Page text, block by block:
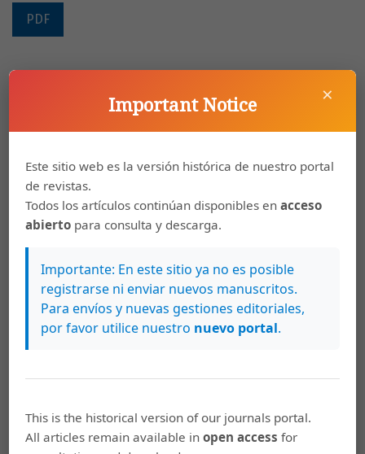
PDF
Principios teatrales para docentes
María de los Ángeles Monge Alvarado, Maureen
Meneses Montero
El uso del paracaídas en las actividades
lúdicas, como un medio para reforzar el
valor de la cooperación
PDF
Ferraro, Francisco José García Peñalvo
Metodología para determinar atributos y
×
Important Notice
Este sitio web es la versión histórica de nuestro portal
de revistas.
Todos los artículos continúan disponibles enacceso
abierto para consulta y descarga.
Importante: En este sitio ya no es posible
registrarse ni enviar nuevos manuscritos.
Para envíos y nuevas gestiones editoriales,
por favor utilice nuestro nuevo portal.
This is the historical version of our journals portal.
All articles remain available inopen access for